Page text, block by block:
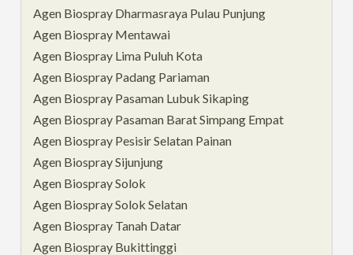
Agen Biospray Dharmasraya Pulau Punjung
Agen Biospray Mentawai
Agen Biospray Lima Puluh Kota
Agen Biospray Padang Pariaman
Agen Biospray Pasaman Lubuk Sikaping
Agen Biospray Pasaman Barat Simpang Empat
Agen Biospray Pesisir Selatan Painan
Agen Biospray Sijunjung
Agen Biospray Solok
Agen Biospray Solok Selatan
Agen Biospray Tanah Datar
Agen Biospray Bukittinggi